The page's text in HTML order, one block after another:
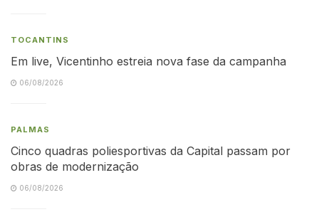
TOCANTINS
Em live, Vicentinho estreia nova fase da campanha
06/08/2026
PALMAS
Cinco quadras poliesportivas da Capital passam por
obras de modernização
06/08/2026